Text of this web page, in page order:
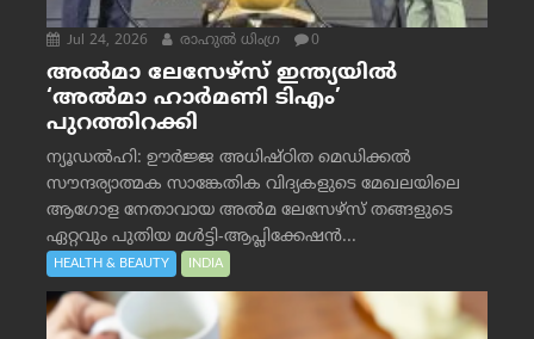
Jul 24, 2026 രാഹുല്‍ ധിംഗ്ര 0
അൽമാ ലേസേഴ്സ് ഇന്ത്യയിൽ
‘അൽമാ ഹാർമണി ടിഎം’
പുറത്തിറക്കി
ന്യൂഡൽഹി: ഊർജ്ജ അധിഷ്ഠിത മെഡിക്കൽ
സൗന്ദര്യാത്മക സാങ്കേതിക വിദ്യകളുടെ മേഖലയിലെ
ആഗോള നേതാവായ അൽമ ലേസേഴ്സ് തങ്ങളുടെ
ഏറ്റവും പുതിയ മൾട്ടി-ആപ്ലിക്കേഷൻ...
HEALTH & BEAUTY INDIA